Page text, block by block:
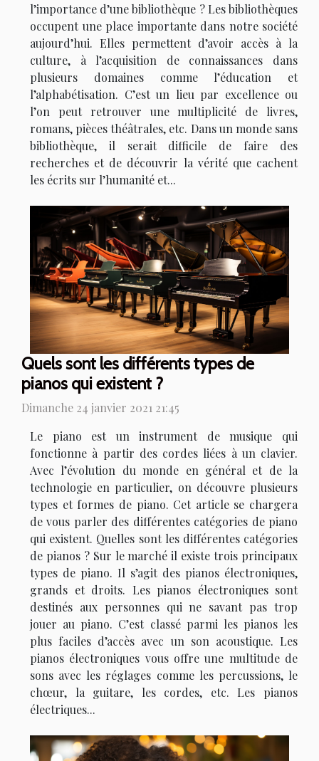
l’importance d’une bibliothèque ? Les bibliothèques
occupent une place importante dans notre société
aujourd’hui. Elles permettent d’avoir accès à la
culture, à l’acquisition de connaissances dans
plusieurs domaines comme l’éducation et
l’alphabétisation. C’est un lieu par excellence ou
l’on peut retrouver une multiplicité de livres,
romans, pièces théâtrales, etc. Dans un monde sans
bibliothèque, il serait difficile de faire des
recherches et de découvrir la vérité que cachent
les écrits sur l’humanité et...
Quels sont les différents types de
pianos qui existent ?
Dimanche 24 janvier 2021 21:45
Le piano est un instrument de musique qui
fonctionne à partir des cordes liées à un clavier.
Avec l’évolution du monde en général et de la
technologie en particulier, on découvre plusieurs
types et formes de piano. Cet article se chargera
de vous parler des différentes catégories de piano
qui existent. Quelles sont les différentes catégories
de pianos ? Sur le marché il existe trois principaux
types de piano. Il s’agit des pianos électroniques,
grands et droits. Les pianos électroniques sont
destinés aux personnes qui ne savant pas trop
jouer au piano. C’est classé parmi les pianos les
plus faciles d’accès avec un son acoustique. Les
pianos électroniques vous offre une multitude de
sons avec les réglages comme les percussions, le
chœur, la guitare, les cordes, etc. Les pianos
électriques...